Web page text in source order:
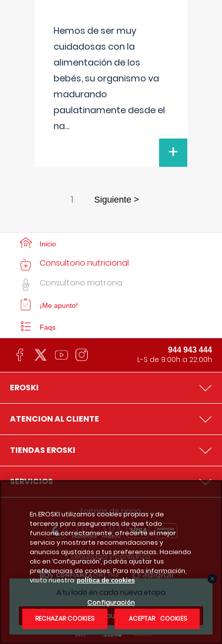
Hemos de ser muy
cuidadosas con la
alimentación de los
bebés, su organismo va
madurando
paulatinamente desde el
na...
+
1 Siguiente >
A tu lado en cada nueva etapa
¿Te apuntas?
Inicio
Consultorio nutricional
Consultorio matrona
¡Me apunto!
Faqs
944 943 444
L-S de 9:00h a 22:00h
EROSKI
ATENCION AL CLIENTE
TIENDAS EROSKI
SERVICIOS
Formas de pago:
Seguridad y confianza:
Premios y reconocimientos:
En EROSKI utilizamos cookies propias y de
terceros para asegurarnos de que todo
funcione correctamente, ofrecerte el mejor
servicio y mostrarte recomendaciones y
anuncios ajustados a tus preferencias. Haciendo
clic en ‘Configuración’, podrás ajustar tus
preferencias de cookies. Para más información,
visita nuestra política de cookies
Configuración
RECHAZAR COOKIES
ACEPTAR COOKIES